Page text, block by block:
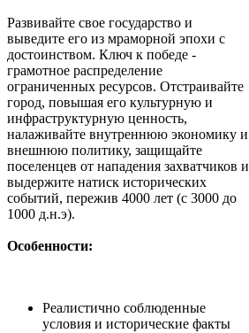
Развивайте свое государство и
выведите его из мраморной эпохи с
достоинством. Ключ к победе -
грамотное распределение
ограниченных ресурсов. Отстраивайте
город, повышая его культурную и
инфраструктурную ценность,
налаживайте внутреннюю экономику и
внешнюю политику, защищайте
поселенцев от нападения захватчиков и
выдержите натиск исторических
событий, пережив 4000 лет (с 3000 до
1000 д.н.э).
Особенности:
Реалистично соблюденные
условия и исторические факты